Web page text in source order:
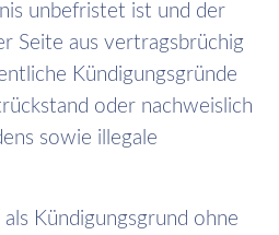
unbefristet ist und der
Seite aus vertragsbrüchig
Kündigungsgründe
oder nachweislich
sowie illegale
als Kündigungsgrund ohne